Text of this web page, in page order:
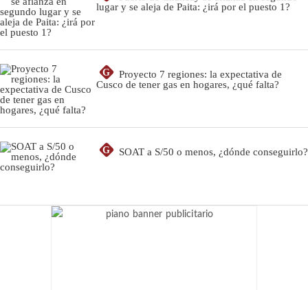
lugar y se aleja de Paita: ¿irá por el puesto 1?
G
Proyecto 7 regiones: la expectativa de
Cusco de tener gas en hogares, ¿qué falta?
G SOAT a S/50 o menos, ¿dónde conseguirlo?